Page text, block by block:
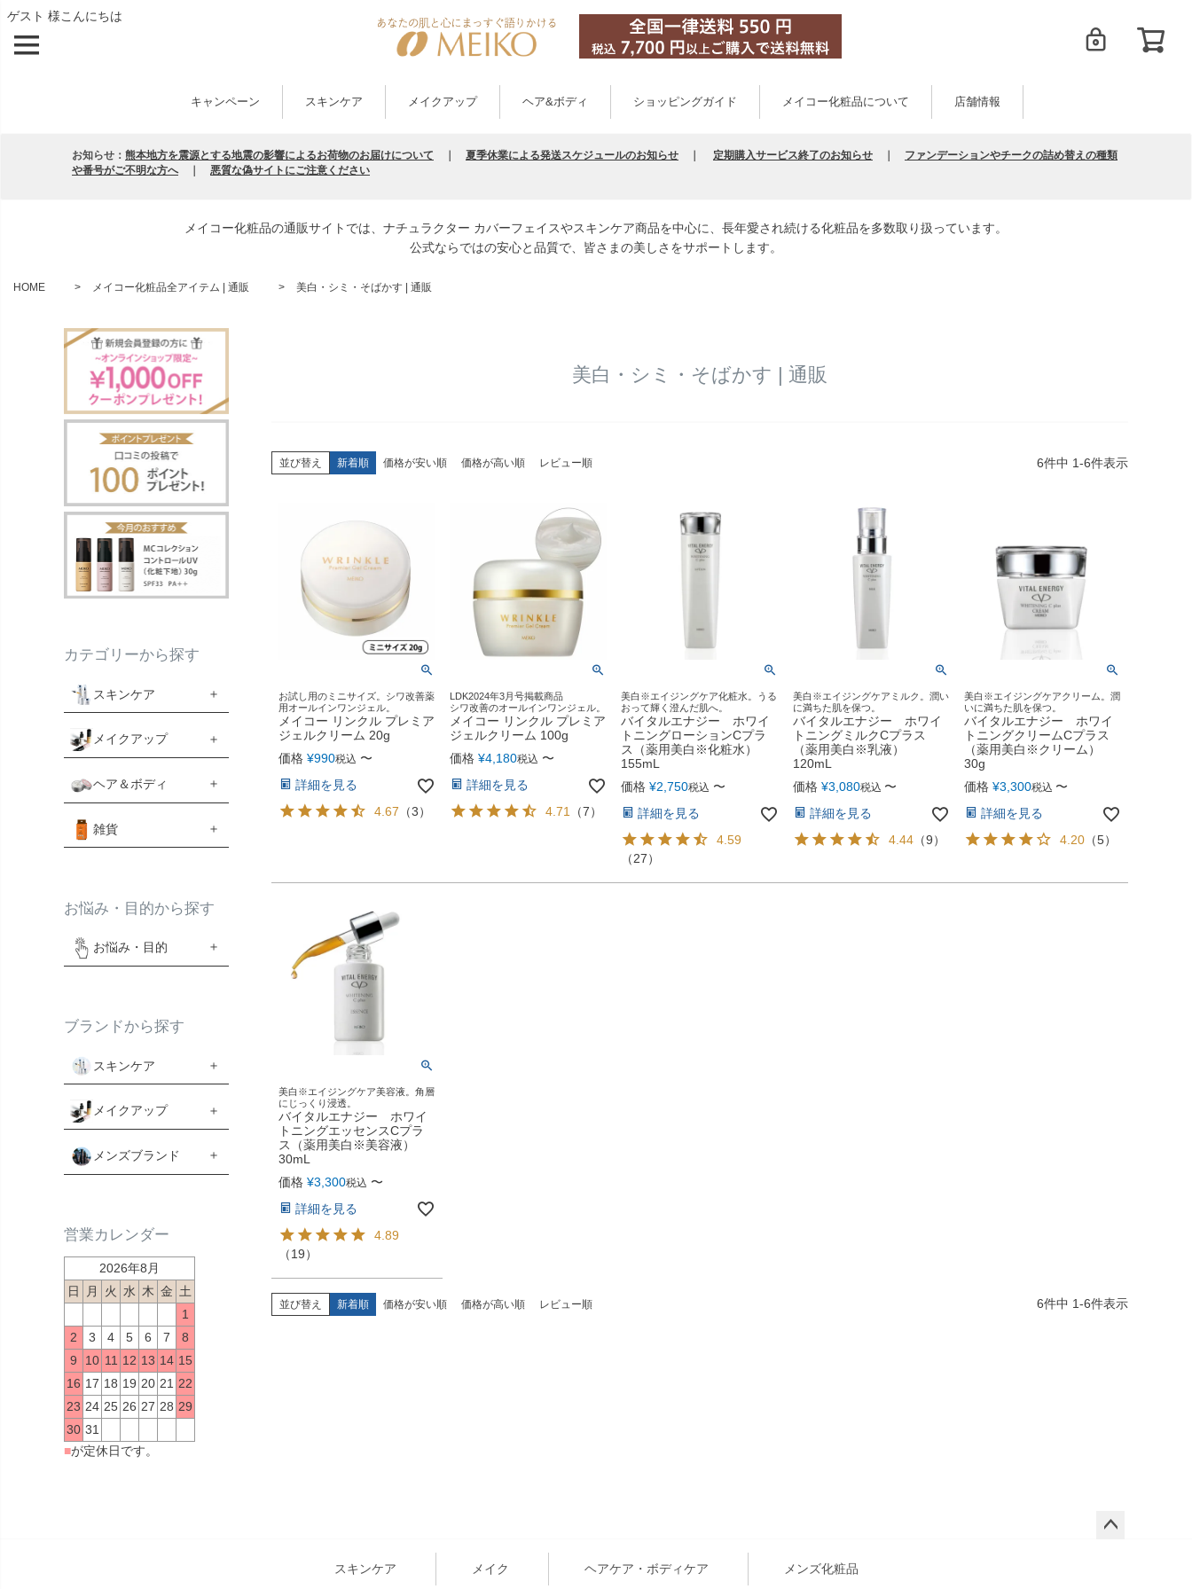
ゲスト 様こんにちは
キャンペーン スキンケア メイクアップ ヘア&ボディ ショッピングガイド メイコー化粧品について 店舗情報
お知らせ： 熊本地方を震源とする地震の影響によるお荷物のお届けについて 夏季休業による発送スケジュールのお知らせ 定期購入サービス終了のお知らせ
ファンデーションやチークの詰め替えの種類
や番号がご不明な方へ｜ 悪質な偽サイトにご注意ください
メイコー化粧品の通販サイトでは、ナチュラクター カバーフェイスやスキンケア商品を中心に、長年愛され続ける化粧品を多数取り扱っています。
公式ならではの安心と品質で、皆さまの美しさをサポートします。
HOME メイコー化粧品全アイテム | 通販 美白・シミ・そばかす | 通販
カテゴリーから探す
スキンケア
メイクアップ
ヘア＆ボディ
雑貨
お悩み・目的から探す
お悩み・目的
ブランドから探す
スキンケア
メイクアップ
メンズブランド
営業カレンダー
2026年8月
日
月 火 水 木 金 土
1
2
3 4 5 6 7
8
9
10 11 12 13 14 15
16 17 18 19 20 21 22
23 24 25 26 27 28 29
30 31
■が定休日です。
美白・シミ・そばかす | 通販
並び替え 新着順 価格が安い順 価格が高い順 レビュー順 6件中 1-6件表示
お試し用のミニサイズ。シワ改善薬
用オールインワンジェル。
メイコー リンクル プレミア
ジェルクリーム 20g
価格 ¥990税込 〜
詳細を見る
4.67 （3）
LDK2024年3月号掲載商品
シワ改善のオールインワンジェル。
メイコー リンクル プレミア
ジェルクリーム 100g
価格 ¥4,180税込 〜
詳細を見る
4.71 （7）
美白※エイジングケア化粧水。うる
おって輝く澄んだ肌へ。
バイタルエナジー ホワイ
トニングローションCプラ
ス（薬用美白※化粧水）
155mL
価格 ¥2,750税込 〜
詳細を見る
4.59
（27）
美白※エイジングケアミルク。潤い
に満ちた肌を保つ。
バイタルエナジー ホワイ
トニングミルクCプラス
（薬用美白※乳液）
120mL
価格 ¥3,080税込 〜
詳細を見る
4.44（9）
美白※エイジングケアクリーム。潤
いに満ちた肌を保つ。
バイタルエナジー ホワイ
トニングクリームCプラス
（薬用美白※クリーム）
30g
価格 ¥3,300税込 〜
詳細を見る
4.20（5）
美白※エイジングケア美容液。角層
にじっくり浸透。
バイタルエナジー ホワイ
トニングエッセンスCプラ
ス（薬用美白※美容液）
30mL
価格 ¥3,300税込 〜
詳細を見る
4.89
（19）
並び替え 新着順 価格が安い順 価格が高い順 レビュー順 6件中 1-6件表示
スキンケア メイク ヘアケア・ボディケア メンズ化粧品